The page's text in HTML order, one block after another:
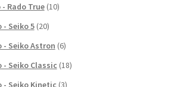
Rado True (10)
- Seiko 5 (20)
- Seiko Astron (6)
- Seiko Classic (18)
- Seiko Kinetic (3)